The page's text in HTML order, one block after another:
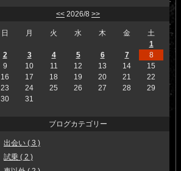
<< 2026/8 >>
日 月 火 水 木 金
土
1
2
3 4 5 6 7
8
9
10 11 12 13 14
15
16
17 18 19 20 21
22
23
24 25 26 27 28
29
30
31
ブログカテゴリー
出会い ( 3 )
試乗 ( 2 )